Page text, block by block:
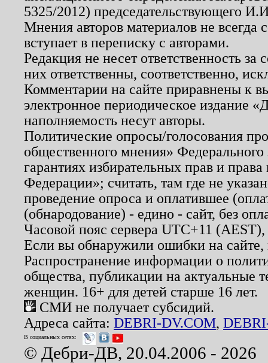
5325/2012) председательствующего
Мнения авторов материалов не
вступает в переписку с авторами.
Редакция не несет ответственность
них ответственны, соответственно,
Комментарии на сайте приравнены к
электронное периодическое издание
наполняемость несут авторы.
Политические опросы/голосования
общественного мнения»
гарантиях избирательных прав и
Федерации»; считать, там где не
проведение опроса и оплатившее
(обнародование) - едино - сайт, без
Часовой пояс сервера UTC+11
Если вы обнаружили ошибки на
Распространение информации о
общества, публикации на актуальные
женщин. 16+ для детей старше 16 лет.
СМИ не получает субсидий.
Адреса сайта: DEBRI-DV.COM,
В социальных сетях:
© Дебри-ДВ, 20.04.2006 - 2026